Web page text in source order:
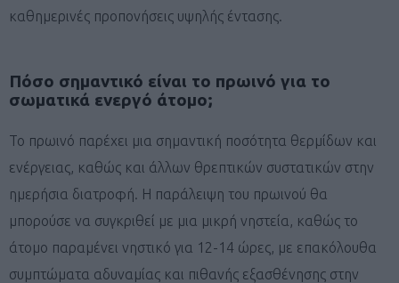
καθημερινές προπονήσεις υψηλής έντασης.
Πόσο σημαντικό είναι το πρωινό για το
σωματικά ενεργό άτομο;
Το πρωινό παρέχει μια σημαντική ποσότητα θερμίδων και
ενέργειας, καθώς και άλλων θρεπτικών συστατικών στην
ημερήσια διατροφή. Η παράλειψη του πρωινού θα
μπορούσε να συγκριθεί με μια μικρή νηστεία, καθώς το
άτομο παραμένει νηστικό για 12-14 ώρες, με επακόλουθα
συμπτώματα αδυναμίας και πιθανής εξασθένησης στην